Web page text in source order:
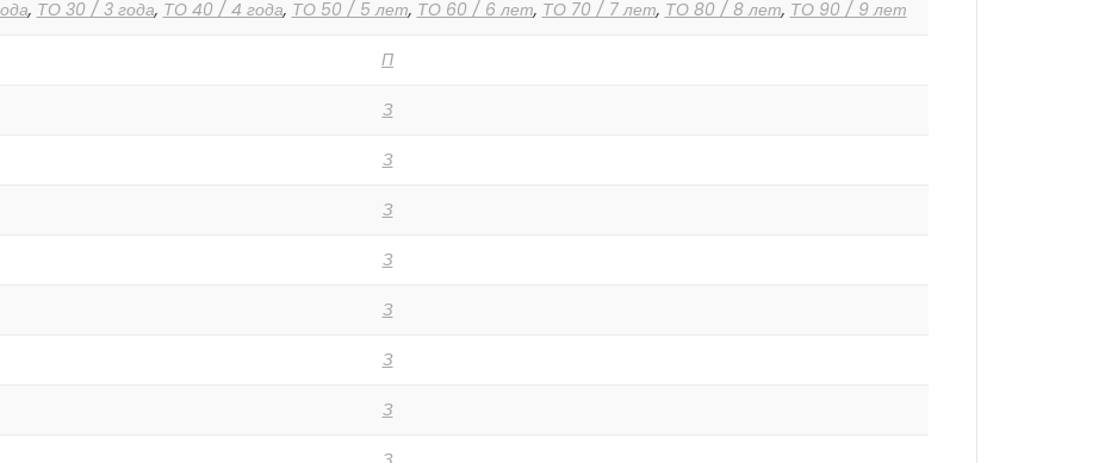
, ТО 30 / 3 года, ТО 40 / 4 года, ТО 50 / 5 лет, ТО 60 / 6 лет, ТО 70 / 7 лет, ТО 80 / 8 лет, ТО 90 / 9 лет
П
З
З
З
З
З
З
З